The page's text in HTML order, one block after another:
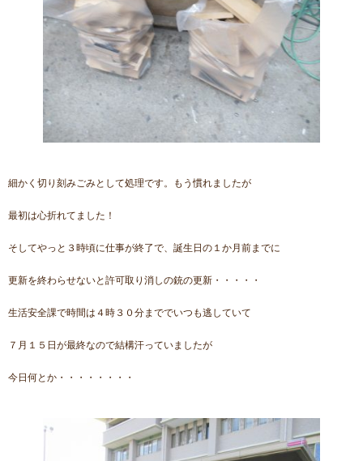
細かく切り刻みごみとして処理です。もう慣れましたが
最初は心折れてました！
そしてやっと３時頃に仕事が終了で、誕生日の１か月前までに
更新を終わらせないと許可取り消しの銃の更新・・・・・
生活安全課で時間は４時３０分まででいつも逃していて
７月１５日が最終なので結構汗っていましたが
今日何とか・・・・・・・・